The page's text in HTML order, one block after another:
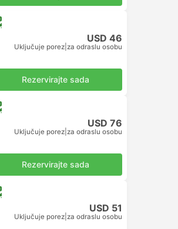
USD 46
Uključuje porez za odraslu osobu
Rezervirajte sada
USD 76
Uključuje porez za odraslu osobu
Rezervirajte sada
USD 51
Uključuje porez za odraslu osobu